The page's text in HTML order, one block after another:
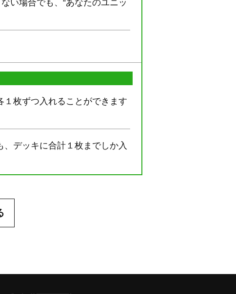
い場合でも、“あなたのユニッ
枚ずつ入れることができます
デッキに合計１枚までしか入